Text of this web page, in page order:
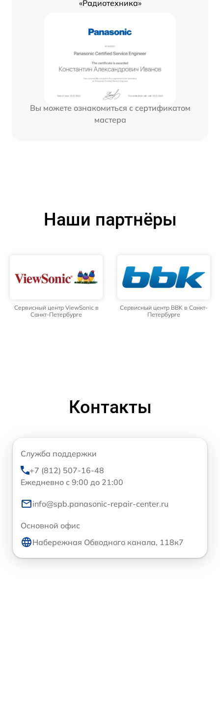
«Радиотехника»
Вы можете ознакомиться с сертификатом
мастера
Наши партнёры
Сервисный центр ViewSonic в
Санкт-Петербурге
Сервисный центр BBK в Санкт-
Петербурге
Контакты
Служба поддержки
+7 (812) 507-16-48
Ежедневно с 9:00 до 21:00
info@spb.panasonic-repair-center.ru
Основной офис
Набережная Обводного канала, 118к7